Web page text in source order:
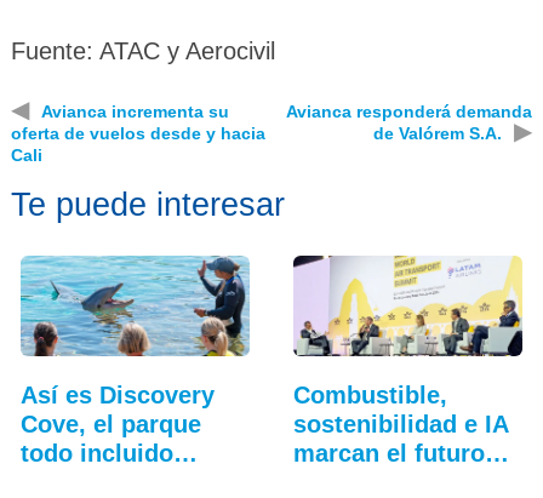
Fuente: ATAC y Aerocivil
◀
Avianca incrementa su
oferta de vuelos desde y hacia
Cali
Avianca responderá demanda
de Valórem S.A.
▶
Te puede interesar
Así es Discovery
Cove, el parque
todo incluido
Combustible,
sostenibilidad e IA
marcan el futuro